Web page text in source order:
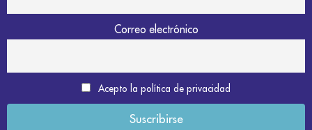
Correo electrónico
Acepto la política de privacidad